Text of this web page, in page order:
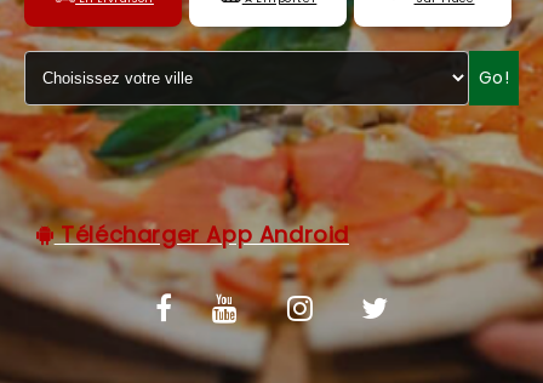
VOS AVIS
MENTIONS LÉGALES
C.G.V
Go!
Télécharger App Android